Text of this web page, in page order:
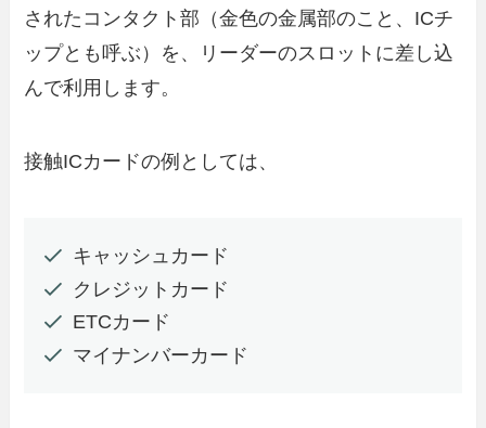
されたコンタクト部（金色の金属部のこと、ICチ
ップとも呼ぶ）を、リーダーのスロットに差し込
んで利用します。
接触ICカードの例としては、
キャッシュカード
クレジットカード
ETCカード
マイナンバーカード